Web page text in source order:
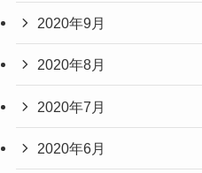
2020年9月
2020年8月
2020年7月
2020年6月